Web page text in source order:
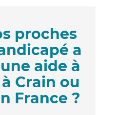
proches
a
aide à
Crain ou
France ?